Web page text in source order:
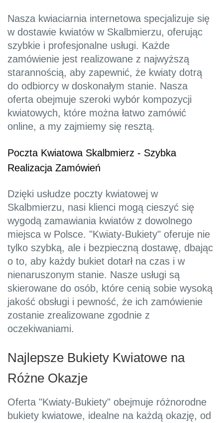
Nasza kwiaciarnia internetowa specjalizuje się
w dostawie kwiatów w Skalbmierzu, oferując
szybkie i profesjonalne usługi. Każde
zamówienie jest realizowane z najwyższą
starannością, aby zapewnić, że kwiaty dotrą
do odbiorcy w doskonałym stanie. Nasza
oferta obejmuje szeroki wybór kompozycji
kwiatowych, które można łatwo zamówić
online, a my zajmiemy się resztą.
Poczta Kwiatowa Skalbmierz - Szybka
Realizacja Zamówień
Dzięki usłudze poczty kwiatowej w
Skalbmierzu, nasi klienci mogą cieszyć się
wygodą zamawiania kwiatów z dowolnego
miejsca w Polsce. "Kwiaty-Bukiety" oferuje nie
tylko szybką, ale i bezpieczną dostawę, dbając
o to, aby każdy bukiet dotarł na czas i w
nienaruszonym stanie. Nasze usługi są
skierowane do osób, które cenią sobie wysoką
jakość obsługi i pewność, że ich zamówienie
zostanie zrealizowane zgodnie z
oczekiwaniami.
Najlepsze Bukiety Kwiatowe na
Różne Okazje
Oferta "Kwiaty-Bukiety" obejmuje różnorodne
bukiety kwiatowe, idealne na każdą okazję, od